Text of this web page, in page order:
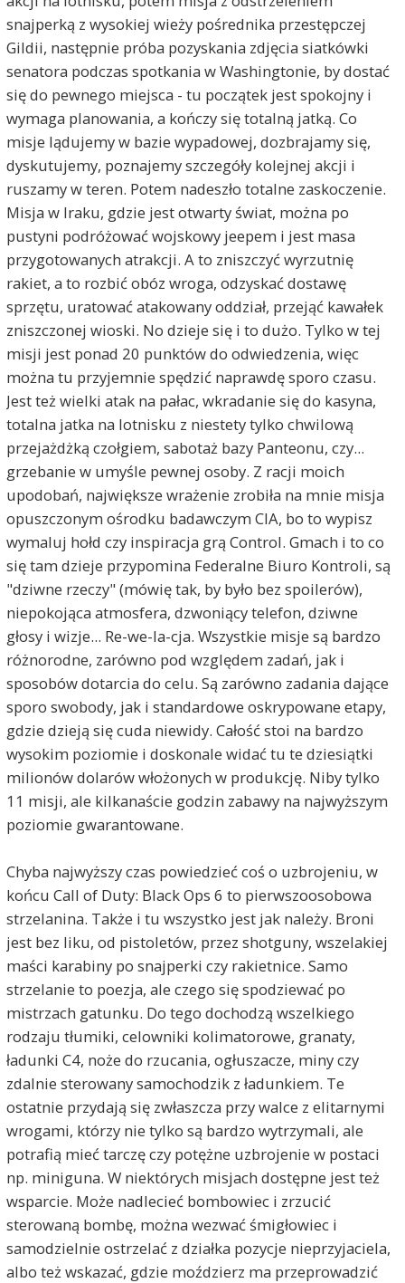
snajperką z wysokiej wieży pośrednika przestępczej
Gildii, następnie próba pozyskania zdjęcia siatkówki
senatora podczas spotkania w Washingtonie, by dostać
się do pewnego miejsca - tu początek jest spokojny i
wymaga planowania, a kończy się totalną jatką. Co
misje lądujemy w bazie wypadowej, dozbrajamy się,
dyskutujemy, poznajemy szczegóły kolejnej akcji i
ruszamy w teren. Potem nadeszło totalne zaskoczenie.
Misja w Iraku, gdzie jest otwarty świat, można po
pustyni podróżować wojskowy jeepem i jest masa
przygotowanych atrakcji. A to zniszczyć wyrzutnię
rakiet, a to rozbić obóz wroga, odzyskać dostawę
sprzętu, uratować atakowany oddział, przejąć kawałek
zniszczonej wioski. No dzieje się i to dużo. Tylko w tej
misji jest ponad 20 punktów do odwiedzenia, więc
można tu przyjemnie spędzić naprawdę sporo czasu.
Jest też wielki atak na pałac, wkradanie się do kasyna,
totalna jatka na lotnisku z niestety tylko chwilową
przejażdżką czołgiem, sabotaż bazy Panteonu, czy...
grzebanie w umyśle pewnej osoby. Z racji moich
upodobań, największe wrażenie zrobiła na mnie misja
opuszczonym ośrodku badawczym CIA, bo to wypisz
wymaluj hołd czy inspiracja grą Control. Gmach i to co
się tam dzieje przypomina Federalne Biuro Kontroli, są
"dziwne rzeczy" (mówię tak, by było bez spoilerów),
niepokojąca atmosfera, dzwoniący telefon, dziwne
głosy i wizje... Re-we-la-cja. Wszystkie misje są bardzo
różnorodne, zarówno pod względem zadań, jak i
sposobów dotarcia do celu. Są zarówno zadania dające
sporo swobody, jak i standardowe oskrypowane etapy,
gdzie dzieją się cuda niewidy. Całość stoi na bardzo
wysokim poziomie i doskonale widać tu te dziesiątki
milionów dolarów włożonych w produkcję. Niby tylko
11 misji, ale kilkanaście godzin zabawy na najwyższym
poziomie gwarantowane.
Chyba najwyższy czas powiedzieć coś o uzbrojeniu, w
końcu Call of Duty: Black Ops 6 to pierwszoosobowa
strzelanina. Także i tu wszystko jest jak należy. Broni
jest bez liku, od pistoletów, przez shotguny, wszelakiej
maści karabiny po snajperki czy rakietnice. Samo
strzelanie to poezja, ale czego się spodziewać po
mistrzach gatunku. Do tego dochodzą wszelkiego
rodzaju tłumiki, celowniki kolimatorowe, granaty,
ładunki C4, noże do rzucania, ogłuszacze, miny czy
zdalnie sterowany samochodzik z ładunkiem. Te
ostatnie przydają się zwłaszcza przy walce z elitarnymi
wrogami, którzy nie tylko są bardzo wytrzymali, ale
potrafią mieć tarczę czy potężne uzbrojenie w postaci
np. miniguna. W niektórych misjach dostępne jest też
wsparcie. Może nadlecieć bombowiec i zrzucić
sterowaną bombę, można wezwać śmigłowiec i
samodzielnie ostrzelać z działka pozycje nieprzyjaciela,
albo też wskazać, gdzie moździerz ma przeprowadzić